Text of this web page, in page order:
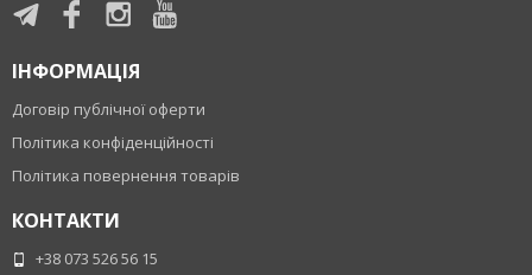
ІНФОРМАЦІЯ
Договір публічної оферти
Політика конфіденційності
Політика повернення товарів
КОНТАКТИ
+38 073 526 56 15